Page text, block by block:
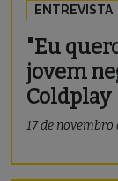
ENTREVISTA
"Eu
jovem
Coldplay
17 de novembro